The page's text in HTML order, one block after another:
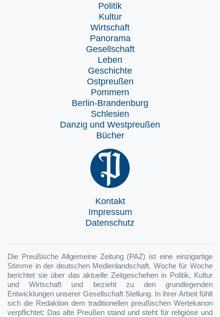
Politik
Kultur
Wirtschaft
Panorama
Gesellschaft
Leben
Geschichte
Ostpreußen
Pommern
Berlin-Brandenburg
Schlesien
Danzig und Westpreußen
Bücher
Kontakt
Impressum
Datenschutz
Die Preußische Allgemeine Zeitung (PAZ) ist eine einzigartige
Stimme in der deutschen Medienlandschaft. Woche für Woche
berichtet sie über das aktuelle Zeitgeschehen in Politik, Kultur
und Wirtschaft und bezieht zu den grundlegenden
Entwicklungen unserer Gesellschaft Stellung. In ihrer Arbeit fühlt
sich die Redaktion dem traditionellen preußischen Wertekanon
verpflichtet: Das alte Preußen stand und steht für religiöse und